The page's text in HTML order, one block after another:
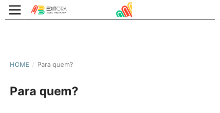
HOME / Para quem?
Para quem?